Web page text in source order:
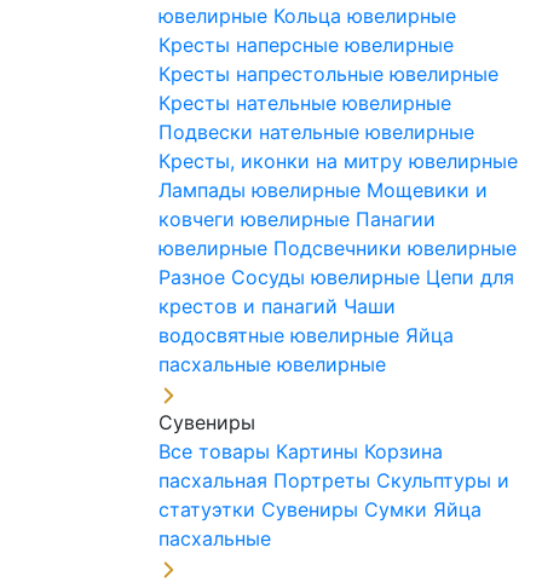
ювелирные Кольца ювелирные
Кресты наперсные ювелирные
Кресты напрестольные ювелирные
Кресты нательные ювелирные
Подвески нательные ювелирные
Кресты, иконки на митру ювелирные
Лампады ювелирные Мощевики и
ковчеги ювелирные Панагии
ювелирные Подсвечники ювелирные
Разное Сосуды ювелирные Цепи для
крестов и панагий Чаши
водосвятные ювелирные Яйца
пасхальные ювелирные
Сувениры
Все товары Картины Корзина
пасхальная Портреты Скульптуры и
статуэтки Сувениры Сумки Яйца
пасхальные